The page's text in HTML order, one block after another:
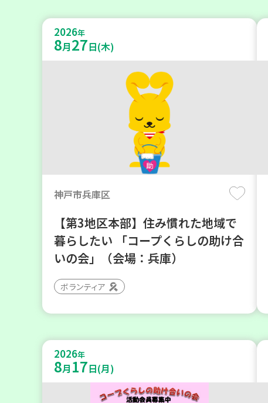
2026年
8月27日(木)
神戸市兵庫区
【第3地区本部】住み慣れた地域で
暮らしたい 「コープくらしの助け合
いの会」（会場：兵庫）
ボランティア
2026年
8月 17日(月)